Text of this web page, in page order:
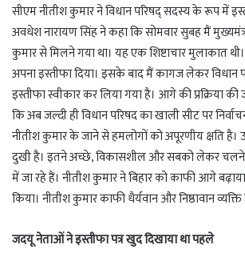
सीएम नीतीश कुमार ने विधान परिषद् सदस्य के रूप में
अवधेश नारायण सिंह ने कहा कि सोमवार सुबह मैं
कुमार से मिलने गया था। यह एक शिष्टाचार मुलाकात
अपना इस्तीफा दिया। इसके बाद मैं कागज लेकर विधान
इस्तीफा स्वीकार कर लिया गया है। आगे की प्रक्रिया की
कि अब जल्दी ही विधान परिषद का खाली सीट पर
नीतीश कुमार के जाने से हमलोगों को अपूरणीय क्षति है।
दुखी है। इतने अच्छे, विकासशील और सबको लेकर चलने
में जा रहे हैं। नीतीश कुमार ने बिहार को काफी आगे
किया। नीतीश कुमार काफी धैर्यवान और निष्ठावान व्यक्ति
जदयू नेताओं ने इस्तीफा पत्र खुद दिखाया था पहले